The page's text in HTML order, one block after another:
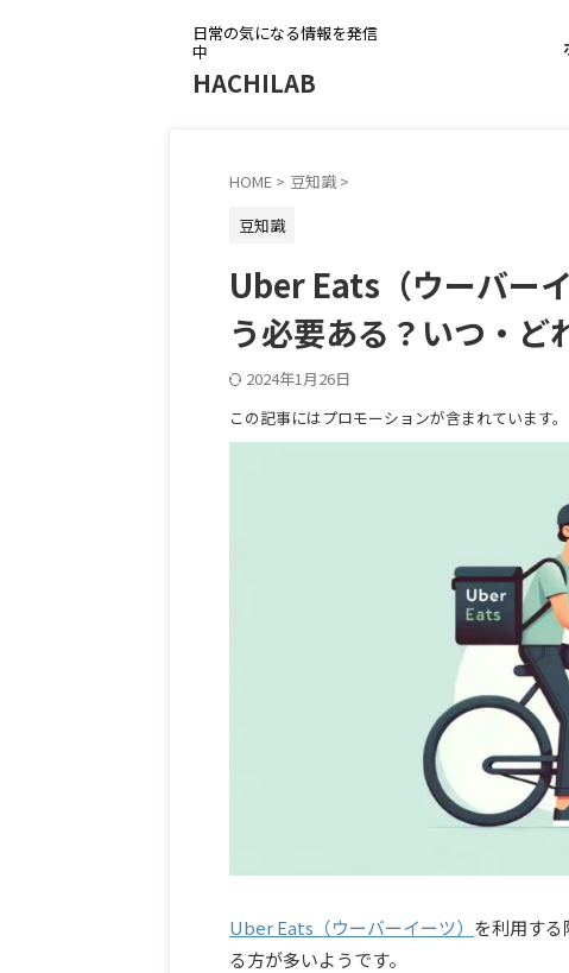
日常の気になる情報を発信
中
HACHILAB
HOME > 豆知識 >
豆知識
Uber Eats（ウーバー
う必要ある？いつ・ど
2024年1月26日
この記事にはプロモーションが含まれています。
Uber Eats（ウーバーイーツ） を利用す
る方が多いようです。